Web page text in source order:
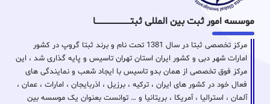
موسسه امور ثبت بین المللی ثبتـــــــــــــــــــــــــــــا
مرکز تخصصی ثبتا در سال 1381 تحت نام و برند ثبتا گروپ در کشور
امارات شهر دبی و کشور ایران استان تهران تاسیس و پایه گذاری شد ، این
مرکز فوق تخصصی از همان بدو تاسیس با ایجاد شعب و نمایندگی های
فعال خود در کشور های ایران ، ترکیه ، برزیل ، اذربایجان ، امارات ، عمان ،
آلمان ، استرالیا ، آمریکا ، بریتانیا و … توانست بعنوان یک موسسه بین